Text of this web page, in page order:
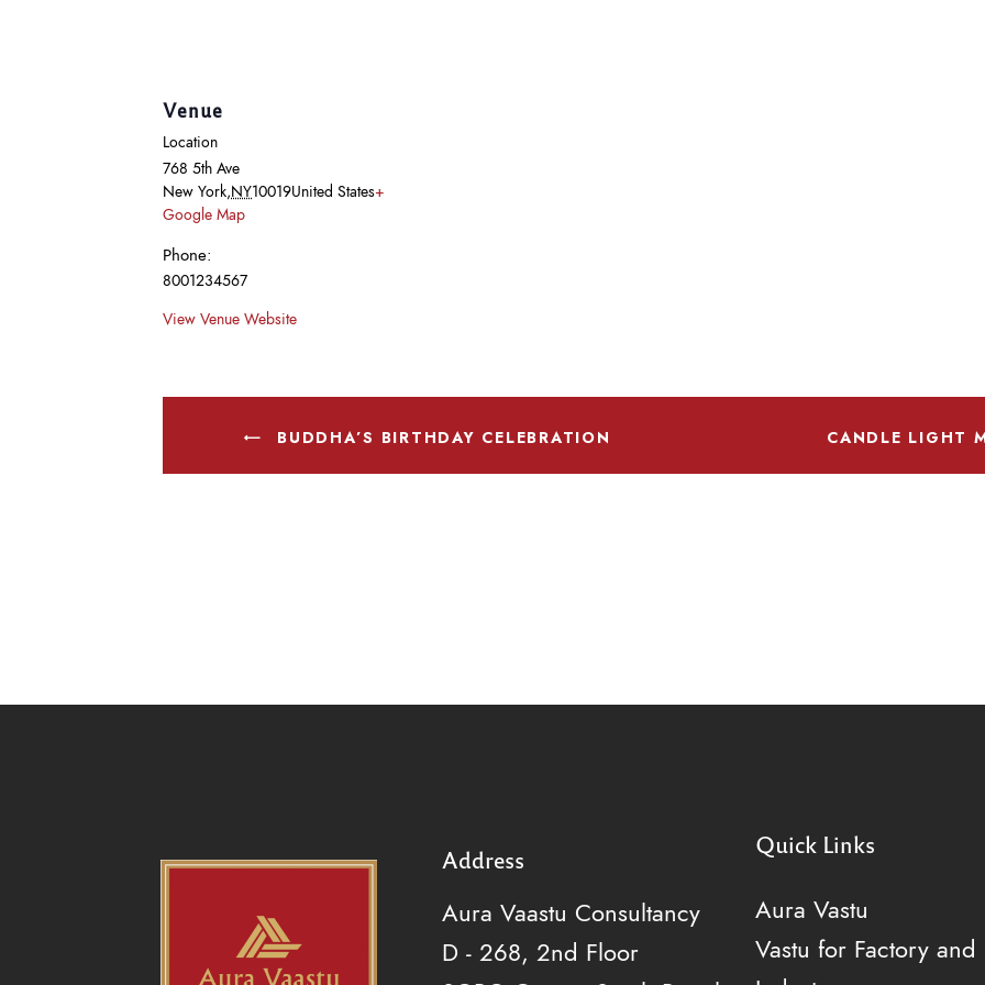
Venue
Location
768 5th Ave
New York,NY10019United States+
Google Map
Phone:
8001234567
View Venue Website
BUDDHA’S BIRTHDAY CELEBRATION CANDLE LIGHT
Address
Aura Vaastu Consultancy
D - 268, 2nd Floor
Quick Links
Aura Vastu
Vastu for Factory and